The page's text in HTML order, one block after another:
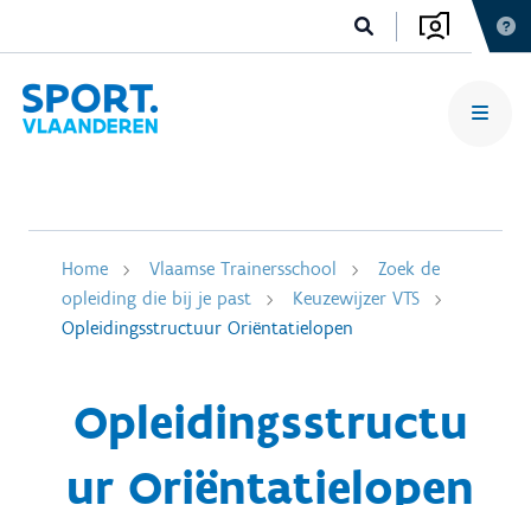
Home Vlaamse Trainersschool
Zoek de
opleiding die bij je past
Keuzewijzer VTS
Opleidingsstructuur Oriëntatielopen
Opleidingsstructu
ur Oriëntatielopen